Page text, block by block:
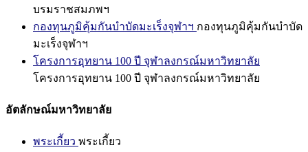
บรมราชสมภพฯ
กองทุนภูมิคุ้มกันบำบัดมะเร็งจุฬาฯ กองทุนภูมิคุ้มกันบำบัด
มะเร็งจุฬาฯ
โครงการอุทยาน 100 ปี จุฬาลงกรณ์มหาวิทยาลัย
โครงการอุทยาน 100 ปี จุฬาลงกรณ์มหาวิทยาลัย
อัตลักษณ์มหาวิทยาลัย
พระเกี้ยว พระเกี้ยว